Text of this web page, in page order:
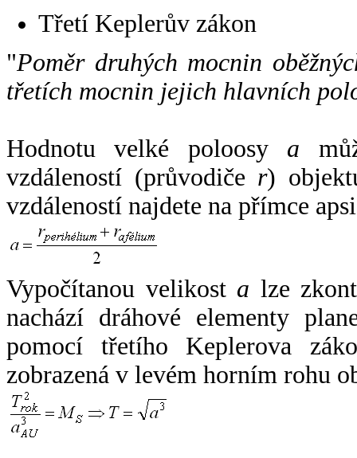
Třetí Keplerův zákon
"Poměr druhých mocnin
třetích mocnin jejich hlavních
Hodnotu velké poloosy a
vzdáleností (průvodiče r)
vzdáleností najdete na přímce
Vypočítanou velikost a lze
nachází dráhové elementy
pomocí třetího Keplerova
zobrazená v levém horním rohu